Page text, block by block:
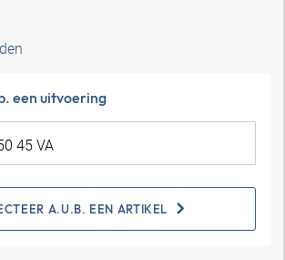
een uitvoering
A.U.B. EEN ARTIKEL